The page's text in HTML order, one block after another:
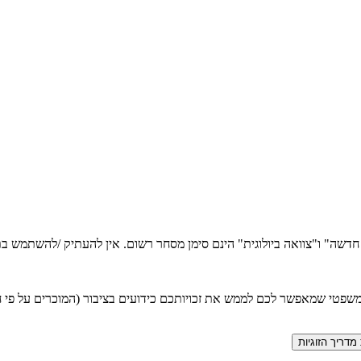
חדשה" ו"צוואה ביולוגית" הינם סימן מסחר רשום. אין להעתיק /
שמאפשר לכם לממש את זכויותכם כידועים בציבור (המוכרים על פי